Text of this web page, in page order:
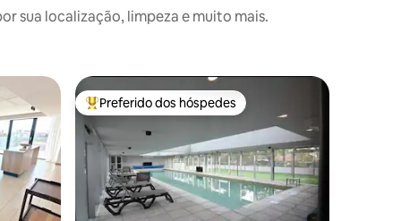
sua localização, limpeza e muito mais.
hóspedes Entre os melhores preferidos dos hóspedes
Preferido dos hóspedes